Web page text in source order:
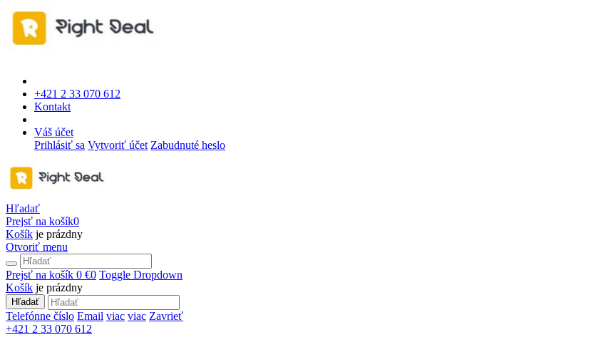
+421 2 33 070 612
Kontakt
Váš účet
Prihlásiť sa Vytvoriť účet Zabudnuté heslo
Hľadať
Prejsť na košík0
Košík je prázdny
Otvoriť menu
Prejsť na košík 0 €0 Toggle Dropdown
Košík je prázdny
Hľadať
Telefónne číslo Email viac viac Zavrieť
+421 2 33 070 612